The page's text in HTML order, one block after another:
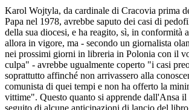
Karol Wojtyla, da cardinale di Cracovia prima
Papa nel 1978, avrebbe saputo dei casi di
della sua diocesi, e ha reagito, sì, in conformità
allora in vigore, ma - secondo un giornalista
nei prossimi giorni in libreria in Polonia con il
culpa" - avrebbe ugualmente coperto "i casi
soprattutto affinché non arrivassero alla
comunista di quei tempi e non ha offerto la
vittime". Questo quanto si apprende dall'Ansa il
seguito di alcune anticipazioni di lancio del